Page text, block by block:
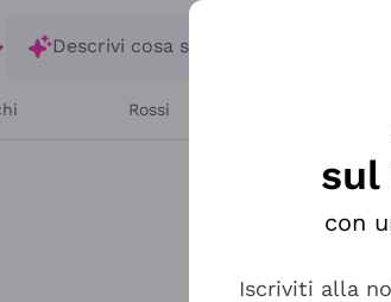
Descrivi cosa stai cercando
Rossi
sul
con
Iscriviti alla